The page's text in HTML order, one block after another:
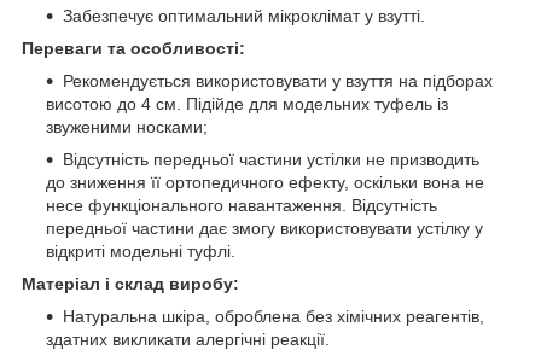
Забезпечує оптимальний мікроклімат у взутті.
Переваги та особливості:
Рекомендується використовувати у взуття на підборах
висотою до 4 см. Підійде для модельних туфель із
звуженими носками;
Відсутність передньої частини устілки не призводить
до зниження її ортопедичного ефекту, оскільки вона не
несе функціонального навантаження. Відсутність
передньої частини дає змогу використовувати устілку у
відкриті модельні туфлі.
Матеріал і склад виробу:
Натуральна шкіра, оброблена без хімічних реагентів,
здатних викликати алергічні реакції.